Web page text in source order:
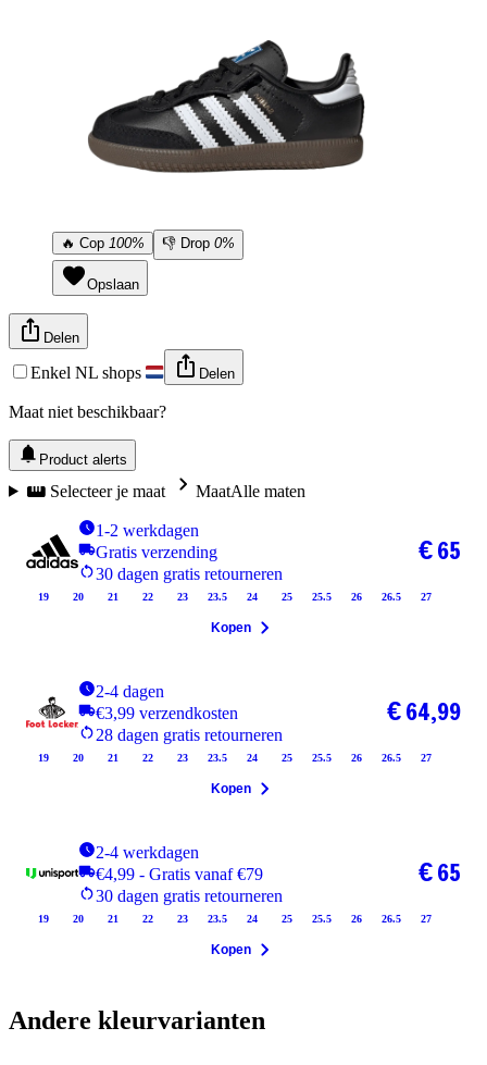
🔥 Cop 100% 👎 Drop 0%
Opslaan
Delen
Enkel NL shops Delen
Maat niet beschikbaar?
Product alerts
Selecteer je maat MaatAlle maten
1-2 werkdagen
Gratis verzending
30 dagen gratis retourneren
19 20 21 22 23 23.5 24 25 25.5 26 26.5 27
€ 65
Kopen
2-4 dagen
€3,99 verzendkosten
28 dagen gratis retourneren
19 20 21 22 23 23.5 24 25 25.5 26 26.5 27
€ 64,99
Kopen
2-4 werkdagen
€4,99 - Gratis vanaf €79
30 dagen gratis retourneren
19 20 21 22 23 23.5 24 25 25.5 26 26.5 27
€ 65
Kopen
Andere kleurvarianten